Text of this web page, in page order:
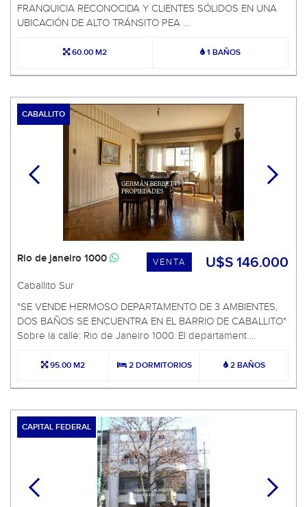
FRANQUICIA RECONOCIDA Y CLIENTES SÓLIDOS EN UNA
UBICACIÓN DE ALTO TRÁNSITO PEA ...
60.00 M2 1 BAÑOS
CABALLITO
U$S 146.000
VENTA
Rio de janeiro 1000
Caballito Sur
"SE VENDE HERMOSO DEPARTAMENTO DE 3 AMBIENTES,
DOS BAÑOS SE ENCUENTRA EN EL BARRIO DE CABALLITO"
Sobre la calle: Rio de Janeiro 1000. El departament ...
95.00 M2 2 DORMITORIOS 2 BAÑOS
CAPITAL FEDERAL